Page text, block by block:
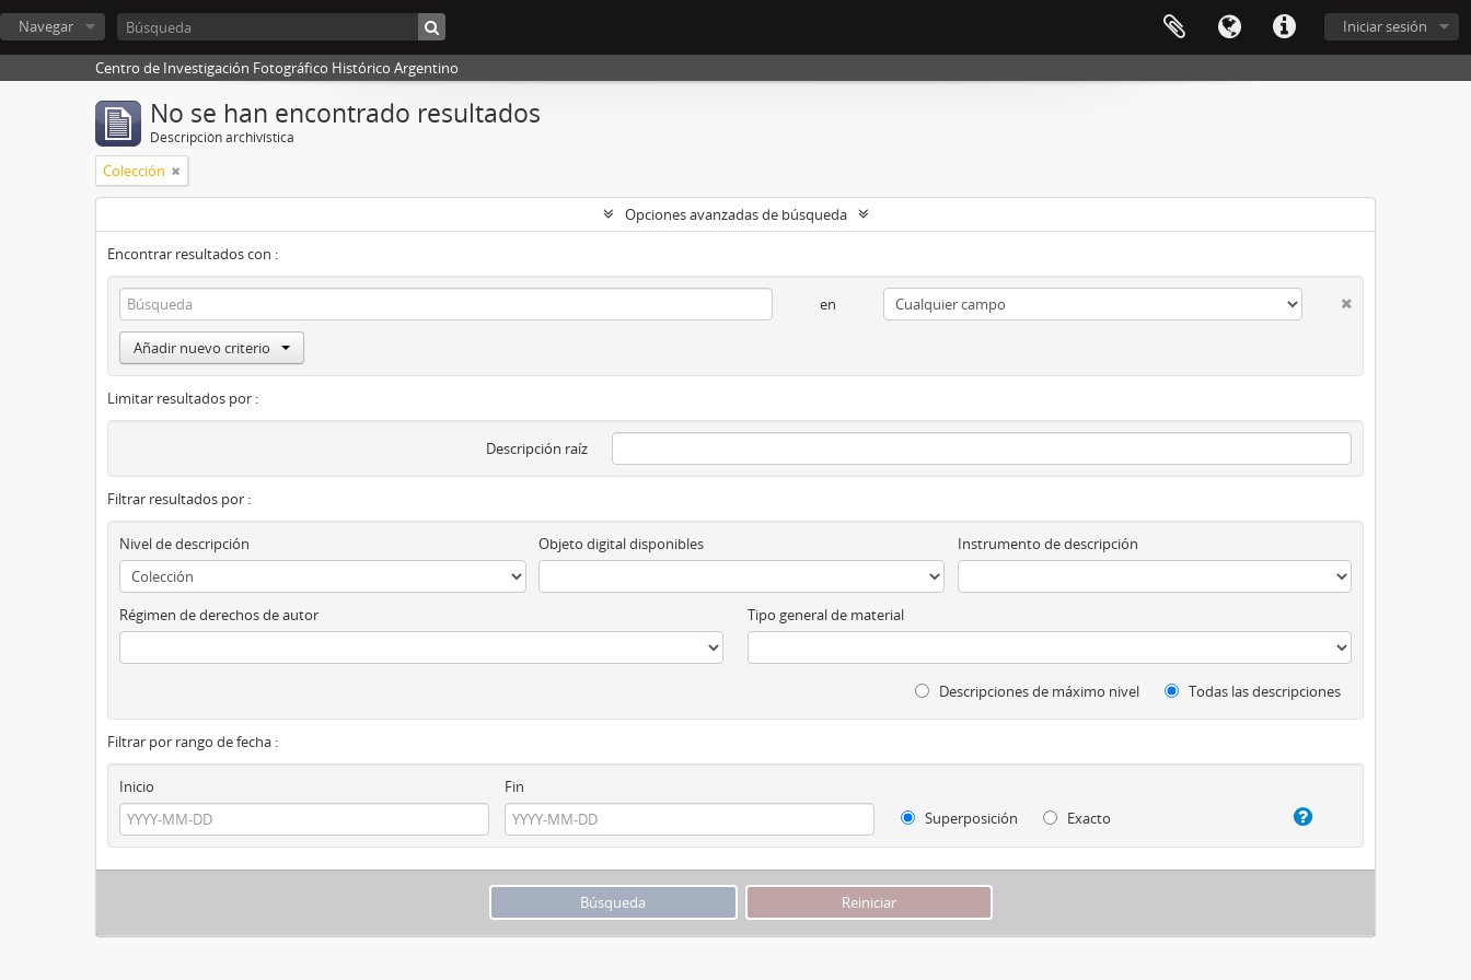
Iniciar sesión
Navegar
Centro de Investigación Fotográfico Histórico Argentino
No se han encontrado resultados
Descripción archivística
Colección
Opciones avanzadas de búsqueda
Encontrar resultados con :
en
Añadir nuevo criterio
Limitar resultados por :
Descripción raíz
Filtrar resultados por :
Nivel de descripción Objeto digital disponibles Instrumento de descripción
Régimen de derechos de autor Tipo general de material
Descripciones de máximo nivel Todas las descripciones
Filtrar por rango de fecha :
Inicio
Fin
Superposición
Exacto